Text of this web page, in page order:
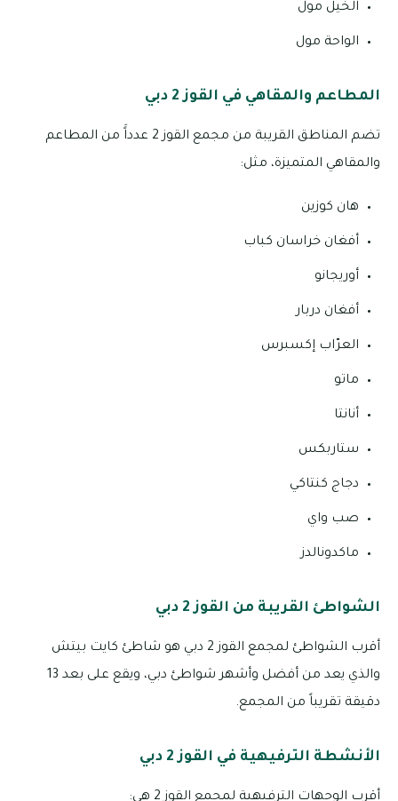
الخيل مول
الواحة مول
المطاعم والمقاهي في القوز 2 دبي
تضم المناطق القريبة من مجمع القوز 2 عدداًَ من المطاعم
والمقاهي المتميزة، مثل:
هان كوزين
أفغان خراسان كباب
أوريجانو
أفغان دربار
العرّاب إكسبرس
ماتو
أنانتا
ستاربكس
دجاج كنتاكي
صب واي
ماكدونالدز
الشواطئ القريبة من القوز 2 دبي
أقرب الشواطئ لمجمع القوز 2 دبي هو شاطئ كايت بيتش
والذي يعد من أفضل وأشهر شواطئ دبي، ويقع على بعد 13
دقيقة تقريباً من المجمع.
الأنشطة الترفيهية في القوز 2 دبي
أقرب الوجهات الترفيهية لمجمع القوز 2 هي: